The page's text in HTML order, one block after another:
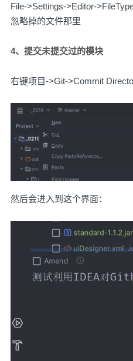
File->Settings->Editor-
忽略掉的文件那里
4、提交未提交过的模块
右键项目->Git->Commit
然后会进入到这个界面：